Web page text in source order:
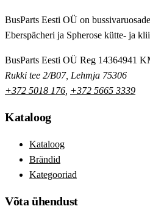
BusParts Eesti OÜ on
Eberspächeri ja Spherose kütte- ja
BusParts Eesti OÜ Reg 14364941
Rukki tee 2/B07, Lehmja 75306
+372 5018 176 +372 5665 3339
Kataloog
Kataloog
Brändid
Kategooriad
Võta ühendust